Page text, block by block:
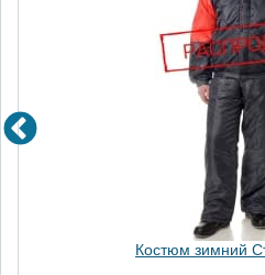
Костюм зимний